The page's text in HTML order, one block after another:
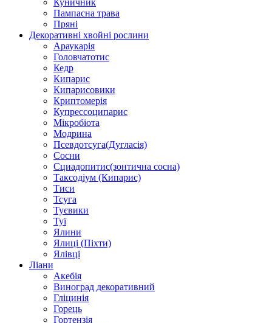
Куничник
Пампасна трава
Пряні
Декоративні хвойні рослини
Араукарія
Головчатотис
Кедр
Кипарис
Кипарисовики
Криптомерія
Купрессоципарис
Мікробіота
Модрина
Псевдотсуга(Дугласія)
Сосни
Сциадопитис(зонтична сосна)
Таксодіум (Кипарис)
Тиси
Тсуга
Туєвики
Туї
Ялини
Ялиці (Піхти)
Ялівці
Ліани
Акебія
Виноград декоративний
Гліцинія
Горець
Гортензія